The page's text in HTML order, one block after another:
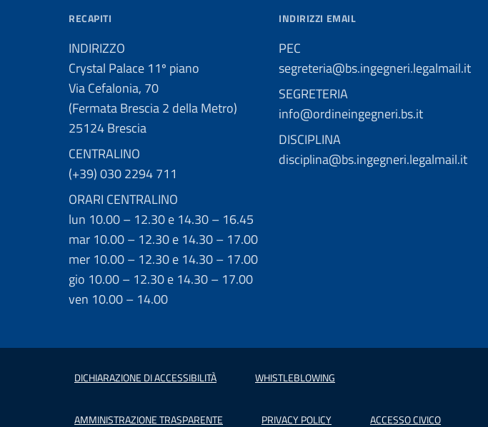
RECAPITI
INDIRIZZO
Crystal Palace 11º piano
Via Cefalonia, 70
(Fermata Brescia 2 della Metro)
25124 Brescia
CENTRALINO
(+39) 030 2294 711
ORARI CENTRALINO
lun 10.00 – 12.30 e 14.30 – 16.45
mar 10.00 – 12.30 e 14.30 – 17.00
mer 10.00 – 12.30 e 14.30 – 17.00
gio 10.00 – 12.30 e 14.30 – 17.00
ven 10.00 – 14.00
INDIRIZZI EMAIL
PEC
segreteria@bs.ingegneri.legalmail.it
SEGRETERIA
info@ordineingegneri.bs.it
DISCIPLINA
disciplina@bs.ingegneri.legalmail.it
DICHIARAZIONE DI ACCESSIBILITÀ WHISTLEBLOWING
AMMINISTRAZIONE TRASPARENTE PRIVACY POLICY ACCESSO CIVICO